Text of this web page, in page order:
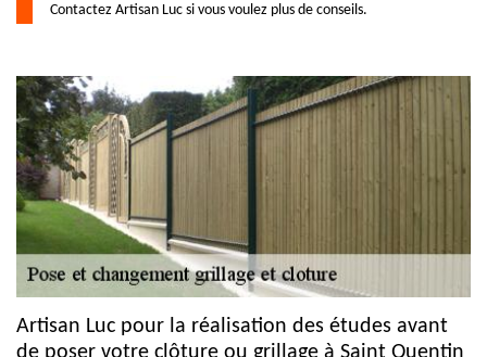
Contactez Artisan Luc si vous voulez plus de conseils.
Artisan Luc pour la réalisation des études avant
de poser votre clôture ou grillage à Saint Quentin